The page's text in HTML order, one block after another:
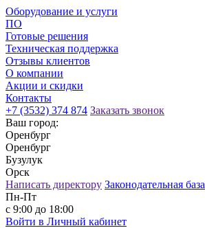
Оборудование и услуги
ПО
Готовые решения
Техническая поддержка
Отзывы клиентов
О компании
Акции и скидки
Контакты
+7 (3532) 374 874 Заказать звонок
Ваш город:
Оренбург
Оренбург
Бузулук
Орск
Написать директору Законодательная база
Пн-Пт
с 9:00 до 18:00
Войти в Личный кабинет